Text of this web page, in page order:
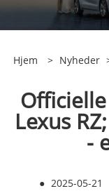
Hjem > Nyheder
Lexus
-
● 2025-05-21